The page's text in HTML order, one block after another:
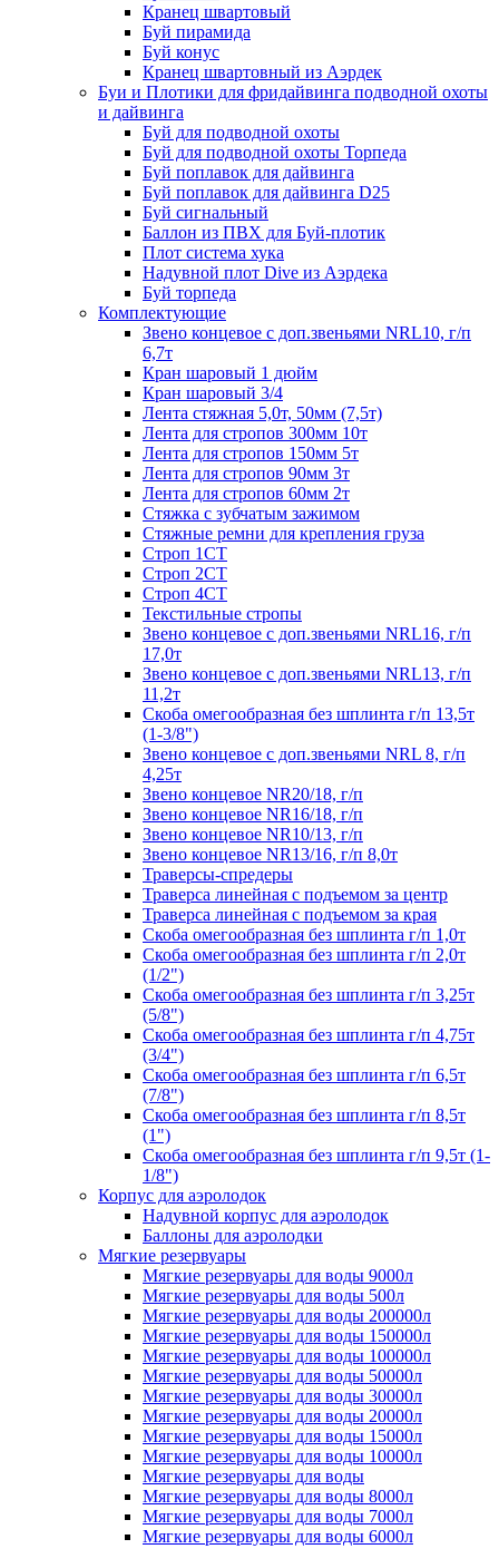
Кранец швартовый
Буй пирамида
Буй конус
Кранец швартовный из Аэрдек
Буи и Плотики для фридайвинга подводной охоты
и дайвинга
Буй для подводной охоты
Буй для подводной охоты Торпеда
Буй поплавок для дайвинга
Буй поплавок для дайвинга D25
Буй сигнальный
Баллон из ПВХ для Буй-плотик
Плот система хука
Надувной плот Dive из Аэрдека
Буй торпеда
Комплектующие
Звено концевое с доп.звеньями NRL10, г/п
6,7т
Кран шаровый 1 дюйм
Кран шаровый 3/4
Лента стяжная 5,0т, 50мм (7,5т)
Лента для стропов 300мм 10т
Лента для стропов 150мм 5т
Лента для стропов 90мм 3т
Лента для стропов 60мм 2т
Стяжка с зубчатым зажимом
Стяжные ремни для крепления груза
Строп 1СТ
Строп 2СТ
Строп 4СТ
Текстильные стропы
Звено концевое с доп.звеньями NRL16, г/п
17,0т
Звено концевое с доп.звеньями NRL13, г/п
11,2т
Скоба омегообразная без шплинта г/п 13,5т
(1-3/8")
Звено концевое с доп.звеньями NRL 8, г/п
4,25т
Звено концевое NR20/18, г/п
Звено концевое NR16/18, г/п
Звено концевое NR10/13, г/п
Звено концевое NR13/16, г/п 8,0т
Траверсы-спредеры
Траверса линейная с подъемом за центр
Траверса линейная с подъемом за края
Скоба омегообразная без шплинта г/п 1,0т
Скоба омегообразная без шплинта г/п 2,0т
(1/2")
Скоба омегообразная без шплинта г/п 3,25т
(5/8")
Скоба омегообразная без шплинта г/п 4,75т
(3/4")
Скоба омегообразная без шплинта г/п 6,5т
(7/8")
Скоба омегообразная без шплинта г/п 8,5т
(1")
Скоба омегообразная без шплинта г/п 9,5т (1-
1/8")
Корпус для аэролодок
Надувной корпус для аэролодок
Баллоны для аэролодки
Мягкие резервуары
Мягкие резервуары для воды 9000л
Мягкие резервуары для воды 500л
Мягкие резервуары для воды 200000л
Мягкие резервуары для воды 150000л
Мягкие резервуары для воды 100000л
Мягкие резервуары для воды 50000л
Мягкие резервуары для воды 30000л
Мягкие резервуары для воды 20000л
Мягкие резервуары для воды 15000л
Мягкие резервуары для воды 10000л
Мягкие резервуары для воды
Мягкие резервуары для воды 8000л
Мягкие резервуары для воды 7000л
Мягкие резервуары для воды 6000л